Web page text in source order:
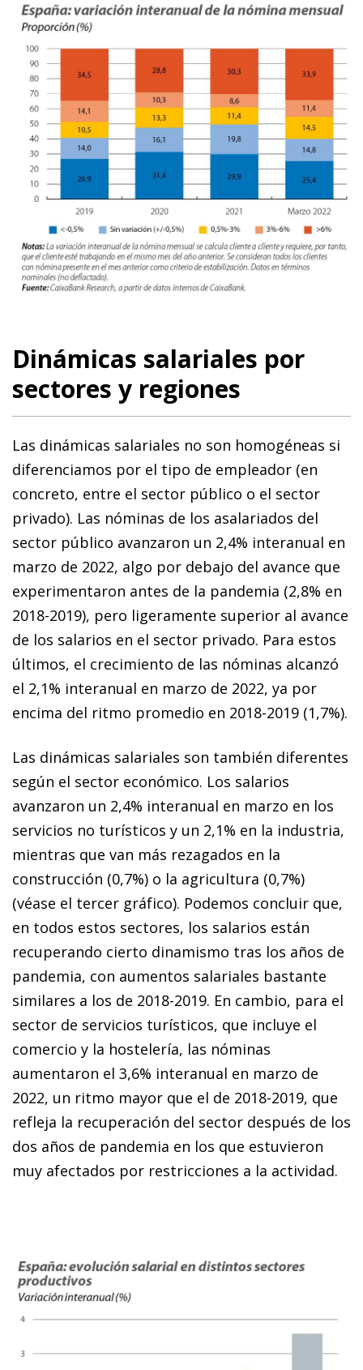
Dinámicas salariales por
sectores y regiones
Las dinámicas salariales no son homogéneas si
diferenciamos por el tipo de empleador (en
concreto, entre el sector público o el sector
privado). Las nóminas de los asalariados del
sector público avanzaron un 2,4% interanual en
marzo de 2022, algo por debajo del avance que
experimentaron antes de la pandemia (2,8% en
2018-2019), pero ligeramente superior al avance
de los salarios en el sector privado. Para estos
últimos, el crecimiento de las nóminas alcanzó
el 2,1% interanual en marzo de 2022, ya por
encima del ritmo promedio en 2018-2019 (1,7%).
Las dinámicas salariales son también diferentes
según el sector económico. Los salarios
avanzaron un 2,4% interanual en marzo en los
servicios no turísticos y un 2,1% en la industria,
mientras que van más rezagados en la
construcción (0,7%) o la agricultura (0,7%)
(véase el tercer gráfico). Podemos concluir que,
en todos estos sectores, los salarios están
recuperando cierto dinamismo tras los años de
pandemia, con aumentos salariales bastante
similares a los de 2018-2019. En cambio, para el
sector de servicios turísticos, que incluye el
comercio y la hostelería, las nóminas
aumentaron el 3,6% interanual en marzo de
2022, un ritmo mayor que el de 2018-2019, que
refleja la recuperación del sector después de los
dos años de pandemia en los que estuvieron
muy afectados por restricciones a la actividad.